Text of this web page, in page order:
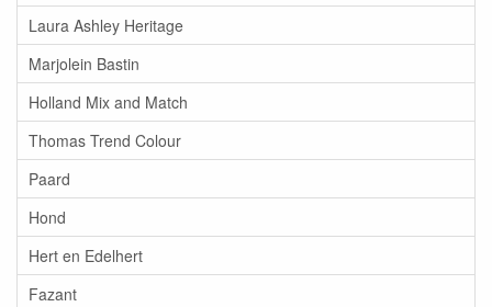
Laura Ashley Heritage
Marjolein Bastin
Holland Mix and Match
Thomas Trend Colour
Paard
Hond
Hert en Edelhert
Fazant